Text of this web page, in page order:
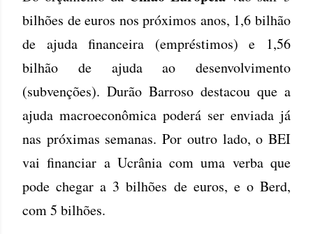
bilhões de euros nos próximos anos, 1,6 bilhão
de ajuda financeira (empréstimos) e 1,56
bilhão de ajuda ao desenvolvimento
(subvenções). Durão Barroso destacou que a
ajuda macroeconômica poderá ser enviada já
nas próximas semanas. Por outro lado, o BEI
vai financiar a Ucrânia com uma verba que
pode chegar a 3 bilhões de euros, e o Berd,
com 5 bilhões.